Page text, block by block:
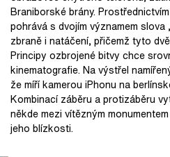
Braniborské brány.
pohrává s dvojím významem
zbraně i natáčení, přičemž tyto
Principy ozbrojené bitvy chce
kinematografie. Na výstřel
že míří kamerou iPhonu na
Kombinací záběru a protizáběru
někde mezi vítězným
jeho blízkosti.